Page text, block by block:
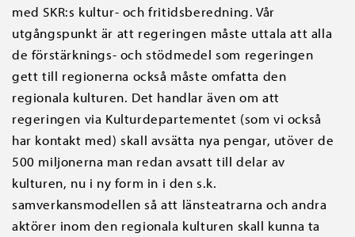
med SKR:s kultur- och fritidsberedning. Vår
utgångspunkt är att regeringen måste uttala att alla
de förstärknings- och stödmedel som regeringen
gett till regionerna också måste omfatta den
regionala kulturen. Det handlar även om att
regeringen via Kulturdepartementet (som vi också
har kontakt med) skall avsätta nya pengar, utöver de
500 miljonerna man redan avsatt till delar av
kulturen, nu i ny form in i den s.k.
samverkansmodellen så att länsteatrarna och andra
aktörer inom den regionala kulturen skall kunna ta